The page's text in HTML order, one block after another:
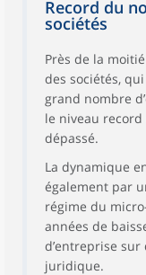
Record du
sociétés
Près de la
des sociétés,
grand nombre
le niveau record
dépassé.
La dynamique
également par
régime du
années de
d’entreprise
juridique.